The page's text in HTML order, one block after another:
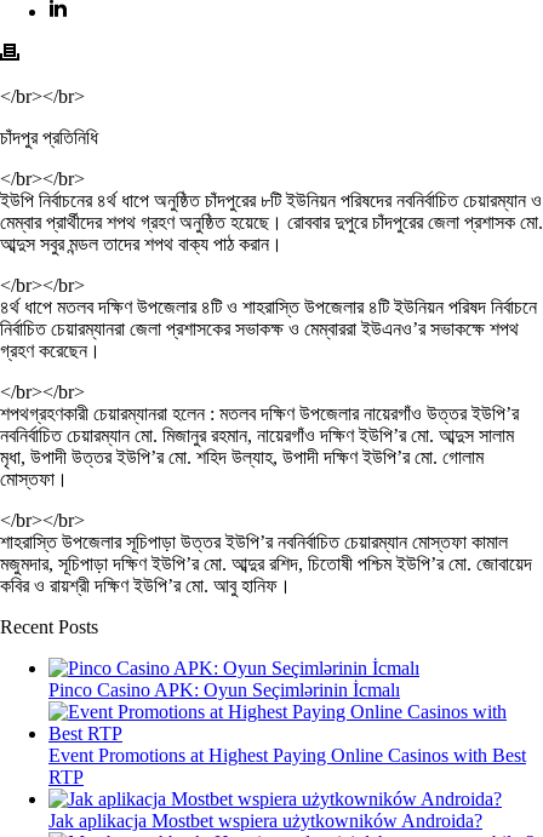
</br></br>
চাঁদপুর প্রতিনিধি
</br></br>
ইউপি নির্বাচনের ৪র্থ ধাপে অনুষ্ঠিত চাঁদপুরের ৮টি ইউনিয়ন পরিষদের নবনির্বাচিত চেয়ারম্যান ও
মেম্বার প্রার্থীদের শপথ গ্রহণ অনুষ্ঠিত হয়েছে। রোববার দুপুরে চাঁদপুরের জেলা প্রশাসক মো.
আব্দুস সবুর মন্ডল তাদের শপথ বাক্য পাঠ করান।
</br></br>
৪র্থ ধাপে মতলব দক্ষিণ উপজেলার ৪টি ও শাহরাস্তি উপজেলার ৪টি ইউনিয়ন পরিষদ নির্বাচনে
নির্বাচিত চেয়ারম্যানরা জেলা প্রশাসকের সভাকক্ষ ও মেম্বাররা ইউএনও’র সভাকক্ষে শপথ
গ্রহণ করেছেন।
</br></br>
শপথগ্রহণকারী চেয়ারম্যানরা হলেন : মতলব দক্ষিণ উপজেলার নায়েরগাঁও উত্তর ইউপি’র
নবনির্বাচিত চেয়ারম্যান মো. মিজানুর রহমান, নায়েরগাঁও দক্ষিণ ইউপি’র মো. আব্দুস সালাম
মৃধা, উপাদী উত্তর ইউপি’র মো. শহিদ উল্যাহ, উপাদী দক্ষিণ ইউপি’র মো. গোলাম
মোস্তফা।
</br></br>
শাহরাস্তি উপজেলার সূচিপাড়া উত্তর ইউপি’র নবনির্বাচিত চেয়ারম্যান মোস্তফা কামাল
মজুমদার, সূচিপাড়া দক্ষিণ ইউপি’র মো. আব্দুর রশিদ, চিতোষী পশ্চিম ইউপি’র মো. জোবায়েদ
কবির ও রায়শ্রী দক্ষিণ ইউপি’র মো. আবু হানিফ।
Recent Posts
Pinco Casino APK: Oyun Seçimlərinin İcmalı
Event Promotions at Highest Paying Online Casinos with Best
RTP
Jak aplikacja Mostbet wspiera użytkowników Androida?